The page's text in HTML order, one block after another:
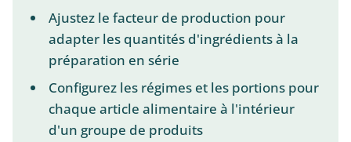
Ajustez le facteur de production pour
adapter les quantités d'ingrédients à la
préparation en série
Configurez les régimes et les portions pour
chaque article alimentaire à l'intérieur
d'un groupe de produits